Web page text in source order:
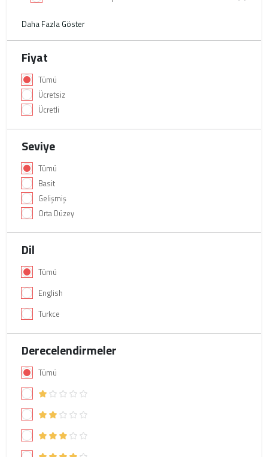
Daha Fazla Göster
Fiyat
Tümü
Ücretsiz
Ücretli
Seviye
Tümü
Basit
Gelişmiş
Orta Düzey
Dil
Tümü
English
Turkce
Derecelendirmeler
Tümü